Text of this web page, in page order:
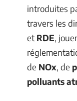
introduites
travers les
et RDE,
de NOx, de
polluants